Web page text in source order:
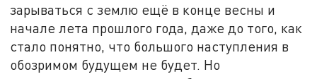
зарываться с землю ещё в конце весны и
начале лета прошлого года, даже до того, как
стало понятно, что большого наступления в
обозримом будущем не будет. Но